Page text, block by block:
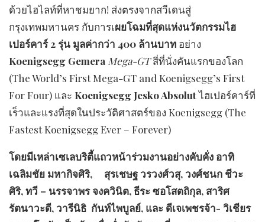
ด้วยไฮไลท์ที่หาชมยาก! ส่งตรงจากสวีเดนสู่
กรุงเทพมหานคร กับการเผยโฉมที่สุดแห่งนวัตกรรมไฮ
เปอร์คาร์ 2 รุ่น มูลค่ากว่า 400 ล้านบาท อย่าง
Koenigsegg Gemera Mega-GTสี่ที่นั่งคันแรกของโลก
(The World’s First Mega-GT and Koenigsegg’s First
For Four) และ Koenigsegg Jesko Absolutไฮเปอร์คาร์ที่
เร็วและแรงที่สุดในประวัติศาสตร์ของ Koenigsegg (The
Fastest Koenigsegg Ever – Forever)
โดยมีเหล่าเซเลบริตี้แถวหน้าร่วมงานอย่างคับคั่ง อาทิ
เฉลิมชัย มหากิจศิริ, สุรเชษฐ วรวงศ์วสุ, วงศ์ชนก ชีวะ
ศิริ, ทวี – นรรจาพร จงควินิต, ธีระ ซอโสตถิกุล, สาริศ
รัตนาวะดี, วารีนิธิ กันท์ไพบูลย์, และ ดีเจเพชรจ้า- วิเชียร